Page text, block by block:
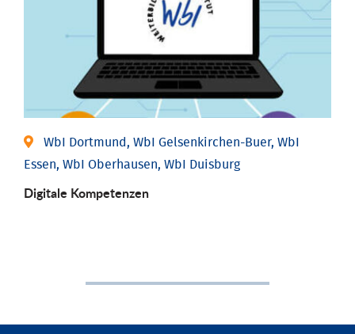
WbI Dortmund, WbI Gelsenkirchen-Buer, WbI
Essen, WbI Oberhausen, WbI Duisburg
Digitale Kompetenzen